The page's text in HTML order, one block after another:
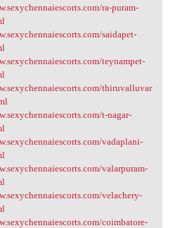
ra-puram-
saidapet-
teynampet-
thiruvalluvar
t-nagar-
vadaplani-
valarpuram-
velachery-
coimbatore-